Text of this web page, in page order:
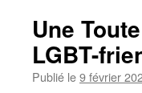
Une
LGBT-
Publié le9 février